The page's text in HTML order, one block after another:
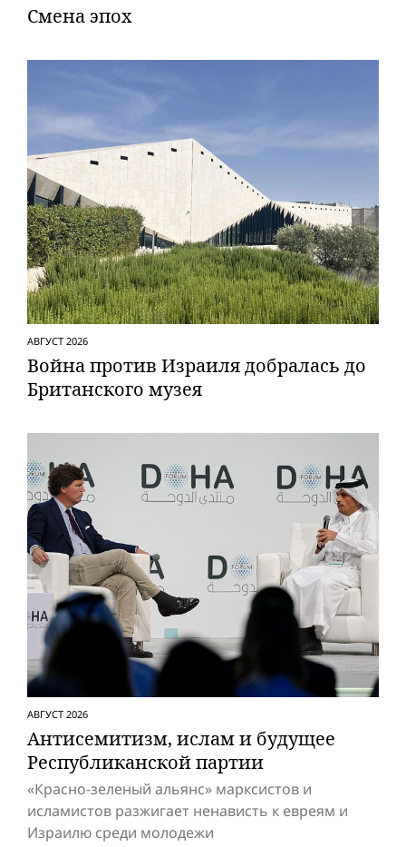
Смена эпох
АВГУСТ 2026
Вой­на против Израиля добралась до
Британского музея
АВГУСТ 2026
Антисемитизм, ислам и будущее
Респуб­ликанской партии
«Красно-зеленый альянс» марксистов и
исламистов разжигает ненависть к евреям и
Израилю среди молодежи